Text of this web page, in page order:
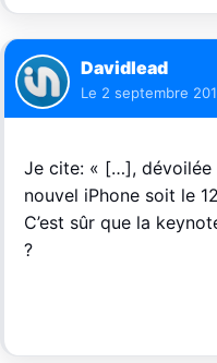
Davidlead
Le 2 septembre
Je cite: « […], dévoilée
nouvel iPhone soit le
C’est sûr que la
?